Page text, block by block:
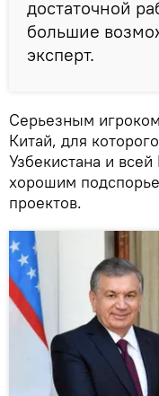
достаточной
большие
эксперт.
Серьезным
Китай, для
Узбекистана и
хорошим
проектов.